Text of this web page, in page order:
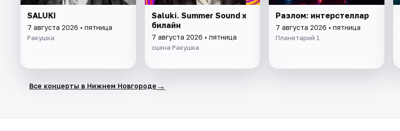
SALUKI
7 августа 2026 • пятница
Ракушка
Saluki. Summer Sound х
билайн
7 августа 2026 • пятница
сцена Ракушка
Разлом: интерстеллар
7 августа 2026 • пятница
Планетарий 1
Все концерты в Нижнем Новгороде →